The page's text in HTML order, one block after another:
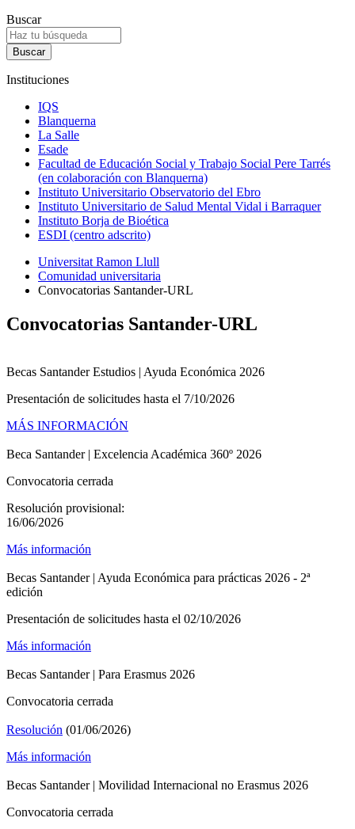
Buscar
Instituciones
IQS
Blanquerna
La Salle
Esade
Facultad de Educación Social y Trabajo Social Pere Tarrés
(en colaboración con Blanquerna)
Instituto Universitario Observatorio del Ebro
Instituto Universitario de Salud Mental Vidal i Barraquer
Instituto Borja de Bioética
ESDI (centro adscrito)
Universitat Ramon Llull
Comunidad universitaria
Convocatorias Santander-URL
Convocatorias Santander-URL
Becas Santander Estudios | Ayuda Económica 2026
Presentación de solicitudes hasta el 7/10/2026
MÁS INFORMACIÓN
Beca Santander | Excelencia Académica 360º 2026
Convocatoria cerrada
Resolución provisional:
16/06/2026
Más información
Becas Santander | Ayuda Económica para prácticas 2026 - 2ª
edición
Presentación de solicitudes hasta el 02/10/2026
Más información
Becas Santander | Para Erasmus 2026
Convocatoria cerrada
Resolución (01/06/2026)
Más información
Becas Santander | Movilidad Internacional no Erasmus 2026
Convocatoria cerrada